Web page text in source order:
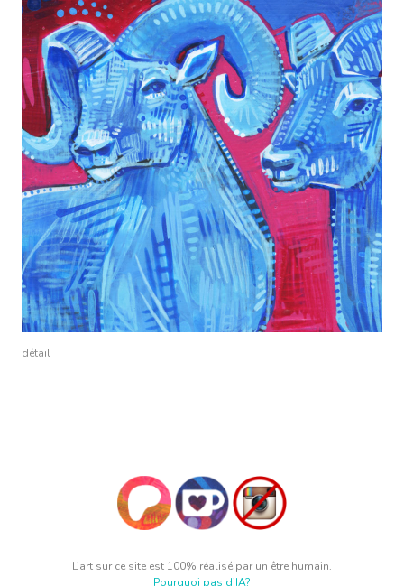
détail
L’art sur ce site est 100% réalisé par un être humain.
Pourquoi pas d’IA?